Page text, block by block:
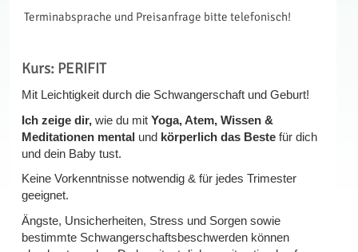
Terminabsprache und Preisanfrage bitte telefonisch!
Kurs: PERIFIT
Mit Leichtigkeit durch die Schwangerschaft und Geburt!
Ich zeige dir, wie du mit Yoga, Atem, Wissen &
Meditationen mental und körperlich das Beste für dich
und dein Baby tust.
Keine Vorkenntnisse notwendig & für jedes Trimester
geeignet.
Ängste, Unsicherheiten, Stress und Sorgen sowie
bestimmte Schwangerschaftsbeschwerden können